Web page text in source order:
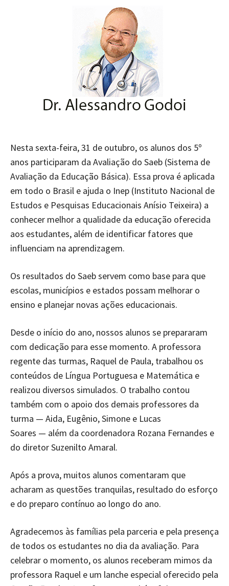
Nesta sexta-feira, 31 de outubro, os alunos dos 5º
anos participaram da Avaliação do Saeb (Sistema de
Avaliação da Educação Básica). Essa prova é aplicada
em todo o Brasil e ajuda o Inep (Instituto Nacional de
Estudos e Pesquisas Educacionais Anísio Teixeira) a
conhecer melhor a qualidade da educação oferecida
aos estudantes, além de identificar fatores que
influenciam na aprendizagem.
Os resultados do Saeb servem como base para que
escolas, municípios e estados possam melhorar o
ensino e planejar novas ações educacionais.
Desde o início do ano, nossos alunos se prepararam
com dedicação para esse momento. A professora
regente das turmas, Raquel de Paula, trabalhou os
conteúdos de Língua Portuguesa e Matemática e
realizou diversos simulados. O trabalho contou
também com o apoio dos demais professores da
turma — Aida, Eugênio, Simone e Lucas
Soares — além da coordenadora Rozana Fernandes e
do diretor Suzenilto Amaral.
Após a prova, muitos alunos comentaram que
acharam as questões tranquilas, resultado do esforço
e do preparo contínuo ao longo do ano.
Agradecemos às famílias pela parceria e pela presença
de todos os estudantes no dia da avaliação. Para
celebrar o momento, os alunos receberam mimos da
professora Raquel e um lanche especial oferecido pela